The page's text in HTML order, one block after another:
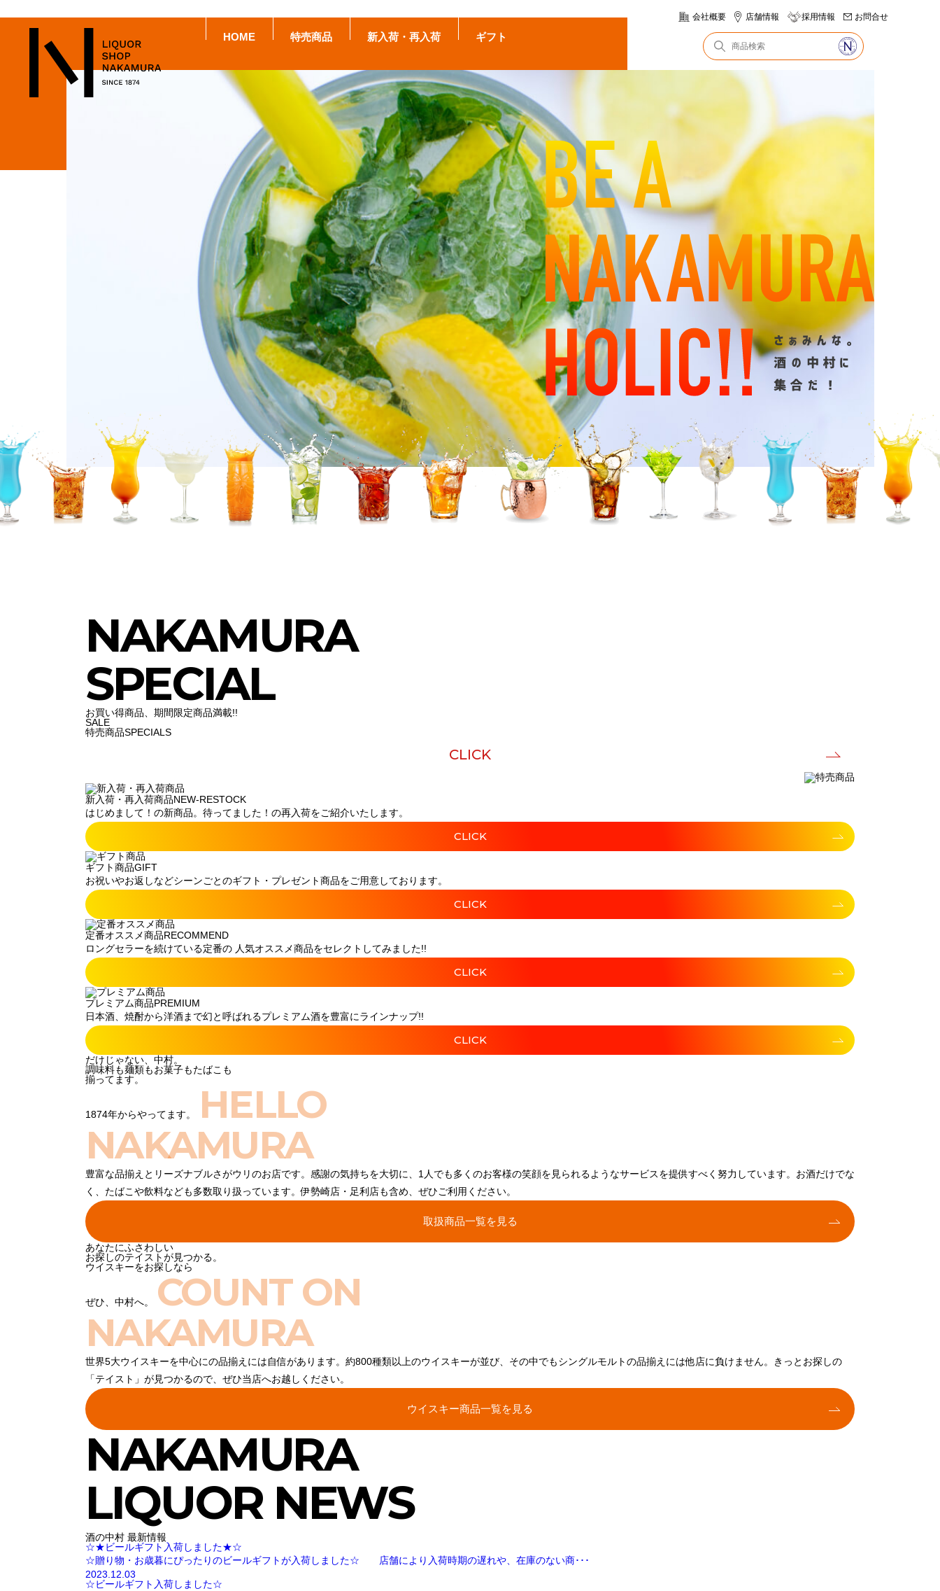
HOME 特売商品 新入荷・再入荷 ギフト
会社概要 店舗情報 採用情報 お問合せ
NAKAMURA
SPECIAL
お買い得商品、期間限定商品満載!!
SALE
特売商品SPECIALS
CLICK
新入荷・再入荷商品NEW-RESTOCK
はじめまして！の新商品。待ってました！の再入荷をご紹介いたします。
CLICK
ギフト商品GIFT
お祝いやお返しなどシーンごとのギフト・プレゼント商品をご用意しております。
CLICK
定番オススメ商品RECOMMEND
ロングセラーを続けている定番の 人気オススメ商品をセレクトしてみました!!
CLICK
プレミアム商品PREMIUM
日本酒、焼酎から洋酒まで幻と呼ばれるプレミアム酒を豊富にラインナップ!!
CLICK
だけじゃない、中村。
調味料も麺類もお菓子もたばこも
揃ってます。
1874年からやってます。
HELLO
NAKAMURA
豊富な品揃えとリーズナブルさがウリのお店です。感謝の気持ちを大切に、1人でも多くのお客様の笑顔を見られるようなサービスを提供すべく努力しています。お酒だけでな
く、たばこや飲料なども多数取り扱っています。伊勢崎店・足利店も含め、ぜひご利用ください。
取扱商品一覧を見る
あなたにふさわしい
お探しのテイストが見つかる。
ウイスキーをお探しなら
ぜひ、中村へ。
COUNT ON
NAKAMURA
世界5大ウイスキーを中心にの品揃えには自信があります。約800種類以上のウイスキーが並び、その中でもシングルモルトの品揃えには他店に負けません。きっとお探しの
「テイスト」が見つかるので、ぜひ当店へお越しください。
ウイスキー商品一覧を見る
NAKAMURA
LIQUOR NEWS
酒の中村 最新情報
☆★ビールギフト入荷しました★☆
☆贈り物・お歳暮にぴったりのビールギフトが入荷しました☆ 店舗により入荷時期の遅れや、在庫のない商･･･
2023.12.03
☆ビールギフト入荷しました☆